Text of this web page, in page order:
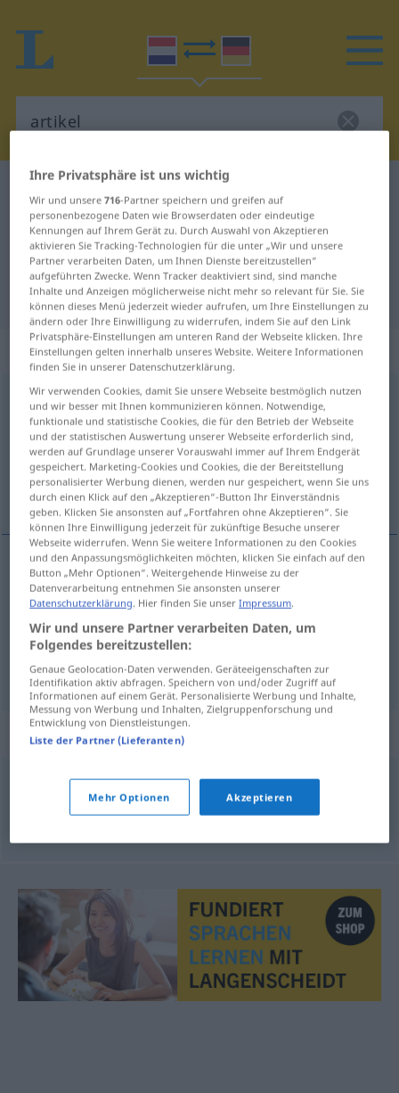
Niederländisch-Deutsch Wörterbuch
Niederländisch-Deutsch
Übersetzung für "artikel"
"artikel" Deutsch Übersetzung
„artikel“: onzijdig
artikeln <-enod-s>
Übersicht aller Übersetzungen
(Für mehr Details die Übersetzung anklicken/antippen)
Artikel, Aufsatz, Gesetzes-Paragraf
Artikelm artikel
AufsatzmZeitung etca. artikel
(Gesetzes-)Paragrafm artikel
Beispielsätze für "artikel"
artikeln
Mangelwaref
Ihre Privatsphäre ist uns wichtig
Wir und unsere716-Partner speichern und greifen auf
personenbezogene Daten wie Browserdaten oder eindeutige
Kennungen auf Ihrem Gerät zu. Durch Auswahl von Akzeptieren
aktivieren Sie Tracking-Technologien für die unter „Wir und unsere
Partner verarbeiten Daten, um Ihnen Dienste bereitzustellen“
aufgeführten Zwecke. Wenn Tracker deaktiviert sind, sind manche
Inhalte und Anzeigen möglicherweise nicht mehr so relevant für Sie. Sie
können dieses Menü jederzeit wieder aufrufen, um Ihre Einstellungen zu
ändern oder Ihre Einwilligung zu widerrufen, indem Sie auf den Link
Privatsphäre-Einstellungen am unteren Rand der Webseite klicken. Ihre
Einstellungen gelten innerhalb unseres Website. Weitere Informationen
finden Sie in unserer Datenschutzerklärung.
Wir verwenden Cookies, damit Sie unsere Webseite bestmöglich nutzen
und wir besser mit Ihnen kommunizieren können. Notwendige,
funktionale und statistische Cookies, die für den Betrieb der Webseite
und der statistischen Auswertung unserer Webseite erforderlich sind,
werden auf Grundlage unserer Vorauswahl immer auf Ihrem Endgerät
gespeichert. Marketing-Cookies und Cookies, die der Bereitstellung
personalisierter Werbung dienen, werden nur gespeichert, wenn Sie uns
durch einen Klick auf den „Akzeptieren“-Button Ihr Einverständnis
geben. Klicken Sie ansonsten auf „Fortfahren ohne Akzeptieren“. Sie
können Ihre Einwilligung jederzeit für zukünftige Besuche unserer
Webseite widerrufen. Wenn Sie weitere Informationen zu den Cookies
und den Anpassungsmöglichkeiten möchten, klicken Sie einfach auf den
Button „Mehr Optionen“. Weitergehende Hinweise zu der
Datenverarbeitung entnehmen Sie ansonsten unserer
Datenschutzerklärung. Hier finden Sie unserImpressum.
Wir und unsere Partner verarbeiten Daten, um
Folgendes bereitzustellen:
Genaue Geolocation-Daten verwenden. Geräteeigenschaften zur
Identifikation aktiv abfragen. Speichern von und/oder Zugriff auf
Informationen auf einem Gerät. Personalisierte Werbung und Inhalte,
Messung von Werbung und Inhalten, Zielgruppenforschung und
Entwicklung von Dienstleistungen.
Liste der Partner (Lieferanten)
Mehr Optionen Akzeptieren